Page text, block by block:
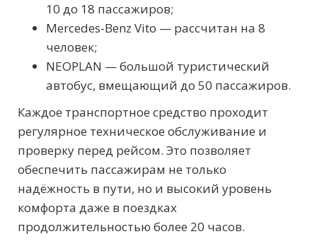
10 до 18 пассажиров;
Mercedes-Benz Vito — рассчитан на 8
человек;
NEOPLAN — большой туристический
автобус, вмещающий до 50 пассажиров.
Каждое транспортное средство проходит
регулярное техническое обслуживание и
проверку перед рейсом. Это позволяет
обеспечить пассажирам не только
надёжность в пути, но и высокий уровень
комфорта даже в поездках
продолжительностью более 20 часов.